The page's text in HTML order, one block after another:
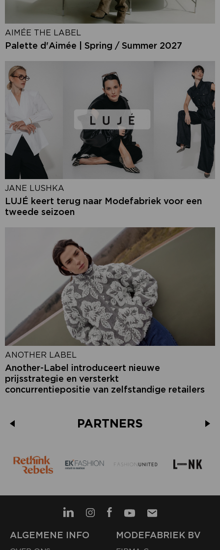
AIMÉE THE LABEL
Palette d'Aimée | Spring / Summer 2027
JANE LUSHKA
LUJÉ keert terug naar Modefabriek voor een
tweede seizoen
ANOTHER LABEL
Another-Label introduceert nieuwe
prijsstrategie en versterkt
concurrentiepositie van zelfstandige retailers
PARTNERS
ALGEMENE INFO MODEFABRIEK BV